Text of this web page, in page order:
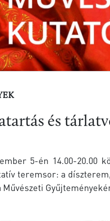
és
5-én 14.00-20.00
teremsor: a
Művészeti